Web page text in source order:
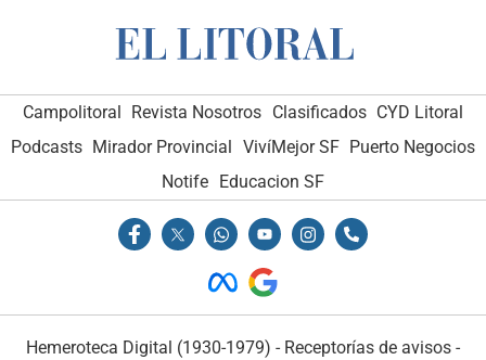
Campolitoral Revista Nosotros Clasificados CYD Litoral
Podcasts Mirador Provincial VivíMejor SF Puerto Negocios
Notife Educacion SF
Hemeroteca Digital (1930-1979) - Receptorías de avisos -